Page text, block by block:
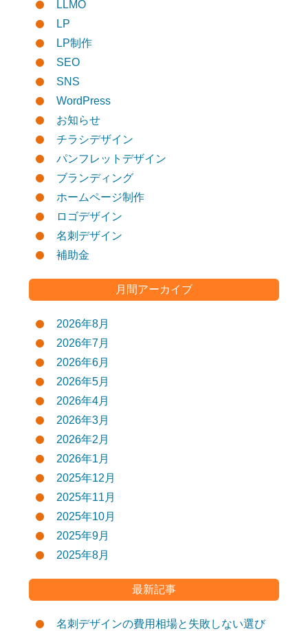
LLMO
LP
LP制作
SEO
SNS
WordPress
お知らせ
チラシデザイン
パンフレットデザイン
ブランディング
ホームページ制作
ロゴデザイン
名刺デザイン
補助金
月間アーカイブ
2026年8月
2026年7月
2026年6月
2026年5月
2026年4月
2026年3月
2026年2月
2026年1月
2025年12月
2025年11月
2025年10月
2025年9月
2025年8月
最新記事
名刺デザインの費用相場と失敗しない選び